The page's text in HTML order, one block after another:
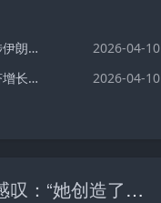
战事成赌局？美媒曝光多起疑似涉伊朗战事“内幕交易”
2026-04-10
国际货币基金组织将下调全球经济增长预期
2026-04-10
（米兰冬奥会）徐梦桃五战冬奥终卫冕 师友感叹：“她创造了奇迹”